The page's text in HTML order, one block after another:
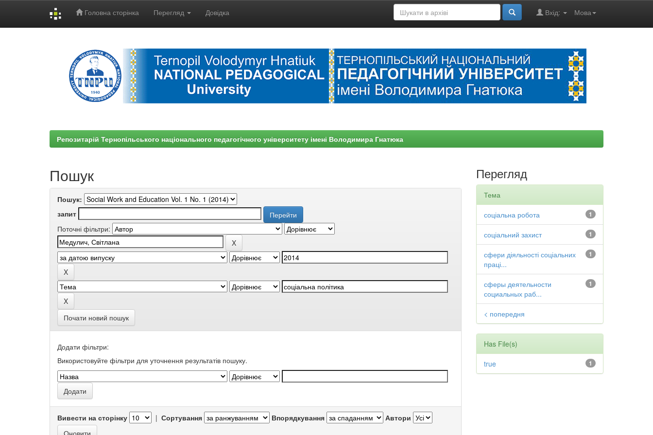
Головна сторінка Перегляд Довідка Мова
Вхід:
Репозитарій Тернопільського національного педагогічного університету імені Володимира Гнатюка
Пошук
Пошук:
запит
Поточні фільтри:
Почати новий пошук
Додати фільтри:
Використовуйте фільтри для уточнення результатів пошуку.
Вивести на сторінку | Сортування Впорядкування Автори
Перегляд
Тема
1
соціальна робота
1
соціальний захист
1
сфери діяльності соціальних
праці...
1
сферы деятельности
социальных раб...
< попередня
Has File(s)
1
true